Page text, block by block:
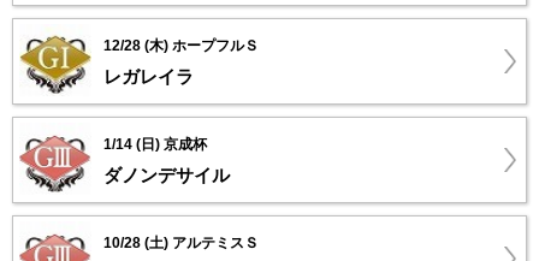
12/28 (木) ホープフルＳ
レガレイラ
1/14 (日) 京成杯
ダノンデサイル
10/28 (土) アルテミスＳ